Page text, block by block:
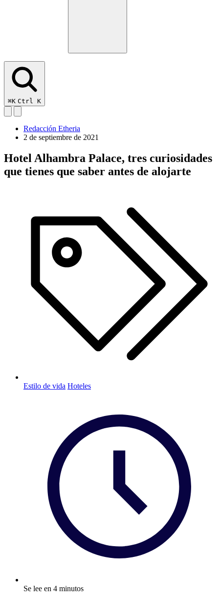
⌘K Ctrl K
Redacción Etheria
2 de septiembre de 2021
Hotel Alhambra Palace, tres curiosidades
que tienes que saber antes de alojarte
Estilo de vida Hoteles
Se lee en 4 minutos